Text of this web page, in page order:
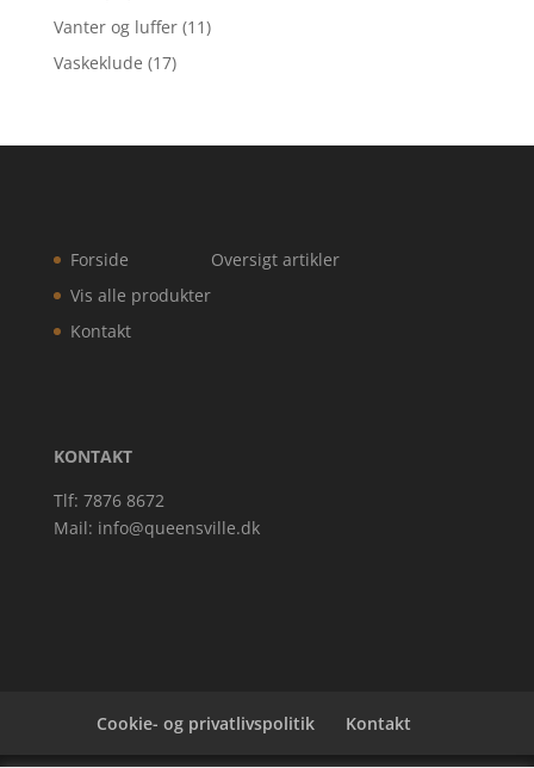
Vanter og luffer (11)
Vaskeklude (17)
Forside
Vis alle produkter
Kontakt
Oversigt artikler
KONTAKT
Tlf: 7876 8672
Mail: info@queensville.dk
Cookie- og privatlivspolitik Kontakt